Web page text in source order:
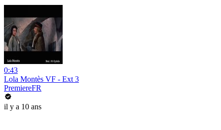
0:43
Lola Montès VF - Ext 3
PremiereFR
il y a 10 ans